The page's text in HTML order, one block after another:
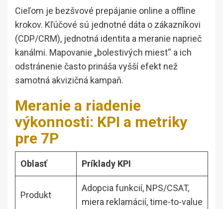
Cieľom je bezšvové prepájanie online a offline
krokov. Kľúčové sú jednotné dáta o zákazníkovi
(CDP/CRM), jednotná identita a meranie naprieč
kanálmi. Mapovanie „bolestivých miest“ a ich
odstránenie často prináša vyšší efekt než
samotná akvizičná kampaň.
Meranie a riadenie
výkonnosti: KPI a metriky
pre 7P
Oblasť Príklady KPI
Produkt
Adopcia funkcií, NPS/CSAT,
miera reklamácií, time-to-value